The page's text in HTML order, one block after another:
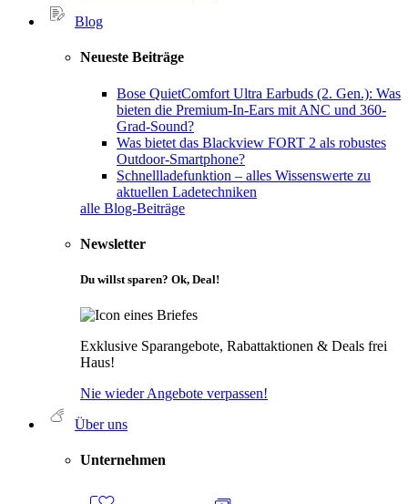
Blog
Neueste Beiträge
Bose QuietComfort Ultra Earbuds (2. Gen.): Was
bieten die Premium-In-Ears mit ANC und 360-
Grad-Sound?
Was bietet das Blackview FORT 2 als robustes
Outdoor-Smartphone?
Schnellladefunktion – alles Wissenswerte zu
aktuellen Ladetechniken
alle Blog-Beiträge
Newsletter
Du willst sparen? Ok, Deal!
Exklusive Sparangebote, Rabattaktionen & Deals frei
Haus!
Nie wieder Angebote verpassen!
Über uns
Unternehmen